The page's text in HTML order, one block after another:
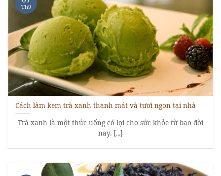
Cách làm kem trà xanh thanh mát và tươi ngon tại nhà
Trà xanh là một thức uống có lợi cho sức khỏe từ bao đời
nay. [...]
Th9